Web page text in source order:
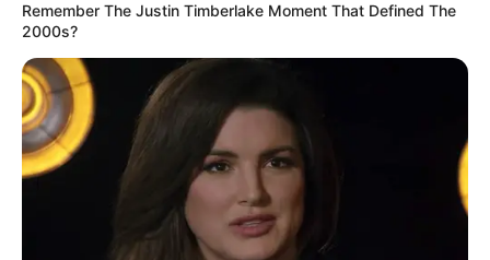
Artesanatos
Encadernação Artesanal
Lembrancinhas de Casamento
Remember The Justin Timberlake Moment That Defined The
2000s?